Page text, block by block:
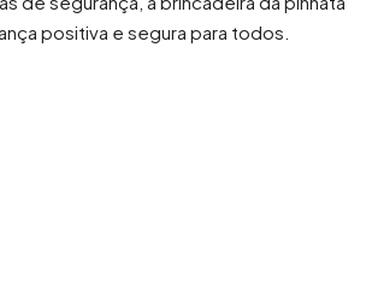
positiva e segura para todos.